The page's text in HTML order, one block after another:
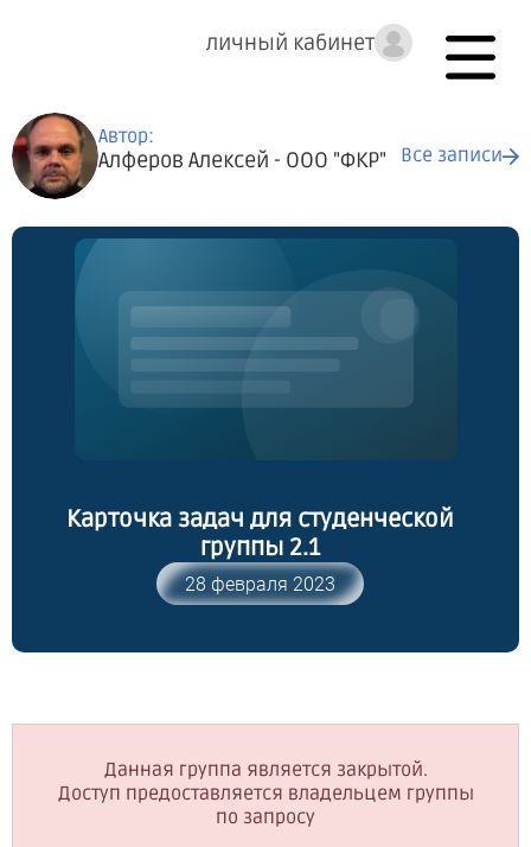
личный кабинет
Автор:
Алферов Алексей - ООО "ФКР" Все записи
Карточка задач для студенческой
группы 2.1
28 февраля 2023
Данная группа является закрытой.
Доступ предоставляется владельцем группы
по запросу